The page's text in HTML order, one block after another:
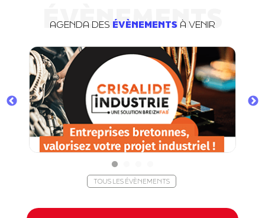
ÉVÈNEMENTS
AGENDA DES ÉVÈNEMENTS À VENIR
TOUS LES ÉVÈNEMENTS